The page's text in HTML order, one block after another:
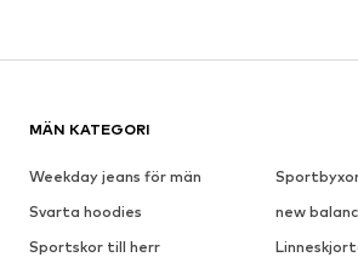
MÄN KATEGORI
Weekday jeans för män
Svarta hoodies
new
Sportskor till herr